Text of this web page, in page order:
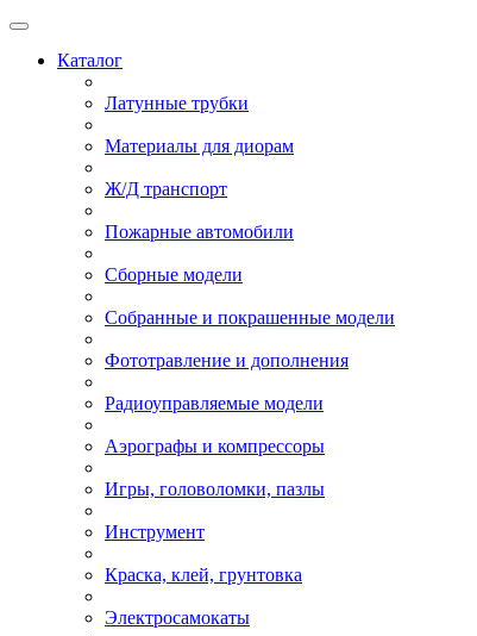
Каталог
Латунные трубки
Материалы для диорам
Ж/Д транспорт
Пожарные автомобили
Сборные модели
Собранные и покрашенные модели
Фототравление и дополнения
Радиоуправляемые модели
Аэрографы и компрессоры
Игры, головоломки, пазлы
Инструмент
Краска, клей, грунтовка
Электросамокаты